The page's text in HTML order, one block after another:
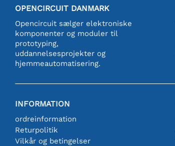
OPENCIRCUIT DANMARK
Opencircuit sælger elektroniske
komponenter og moduler til
prototyping,
uddannelsesprojekter og
hjemmeautomatisering.
INFORMATION
ordreinformation
Returpolitik
Vilkår og betingelser